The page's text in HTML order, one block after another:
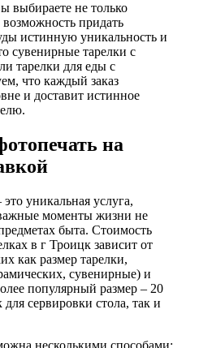
выбираете не только
возможность придать
истинную уникальность и
сувенирные тарелки с
тарелки для еды с
что каждый заказ
и доставит истинное
на
уникальная услуга,
моменты жизни не
быта. Стоимость
в г Троицк зависит от
как размер тарелки,
сувенирные) и
популярный размер – 20
сервировки стола, так и
несколькими способами: